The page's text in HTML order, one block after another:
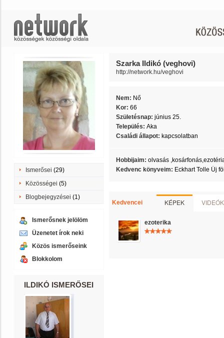
Ismerősei (29)
Közösségei (5)
Blogbejegyzései (1)
Ismerősnek jelölöm
Üzenetet írok neki
Közös ismerőseink
Blokkolom
ILDIKÓ ISMERŐSEI
Szarka Ildikó (veghovi)
http://network.hu/veghovi
Nem: Nő
Kor: 66
Születésnap: június 25.
Település: Aka
Családi állapot: kapcsolatban
Hobbijaim: olvasás
Kedvenc könyveim: Eckhart Tolle Új
Kedvencei KÉPEK VIDEÓK
ezoterika